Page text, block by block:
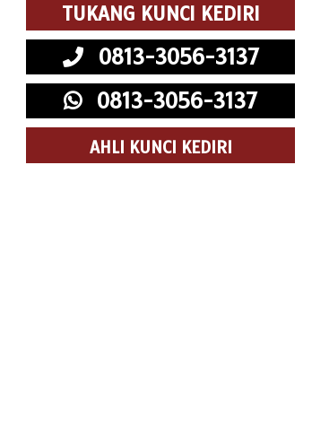
TUKANG KUNCI KEDIRI
0813-3056-3137
0813-3056-3137
AHLI KUNCI KEDIRI